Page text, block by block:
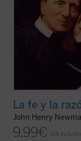
La fe y la
John Henry
9,99€ IVA incluido